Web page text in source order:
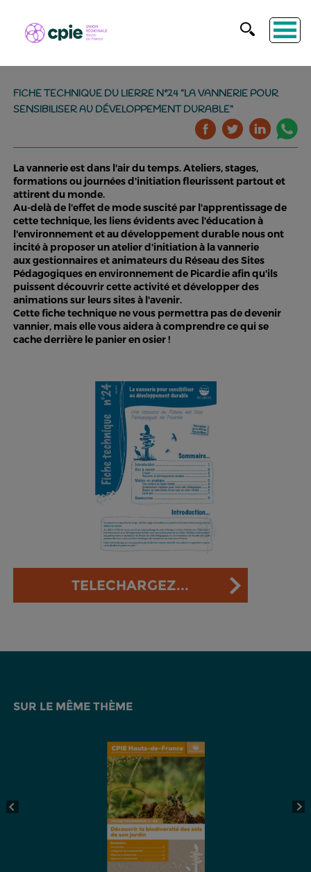
FICHE TECHNIQUE DU LIERRE N°24 "LA VANNERIE POUR
SENSIBILISER AU DÉVELOPPEMENT DURABLE"
La vannerie est dans l'air du temps. Ateliers, stages,
formations ou journées d'initiation fleurissent partout et
attirent du monde.
Au-delà de l'effet de mode suscité par l'apprentissage de
cette technique, les liens évidents avec l'éducation à
l'environnement et au développement durable nous ont
incité à proposer un atelier d'initiation à la vannerie
aux gestionnaires et animateurs du Réseau des Sites
Pédagogiques en environnement de Picardie afin qu'ils
puissent découvrir cette activité et développer des
animations sur leurs sites à l'avenir.
Cette fiche technique ne vous permettra pas de devenir
vannier, mais elle vous aidera à comprendre ce qui se
cache derrière le panier en osier !
TELECHARGEZ...
SUR LE MÊME THÈME